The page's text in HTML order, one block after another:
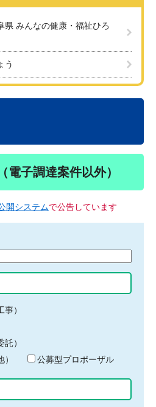
県 みんなの健康・福祉ひろ
う
電子調達案件以外）
開システムで公告しています
）
）
公募型プロポーザル